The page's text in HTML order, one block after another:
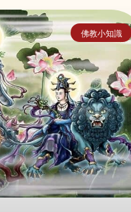
佛教小知識